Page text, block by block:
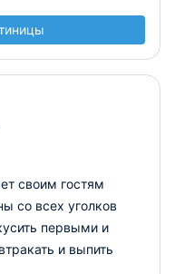
своим гостям
со всех уголков
первыми и
и выпить